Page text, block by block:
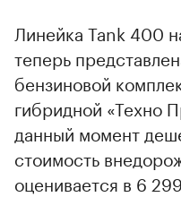
Линейка Tank 400
теперь
бензиновой
гибридной «Техно
данный момент
стоимость
оценивается в 6